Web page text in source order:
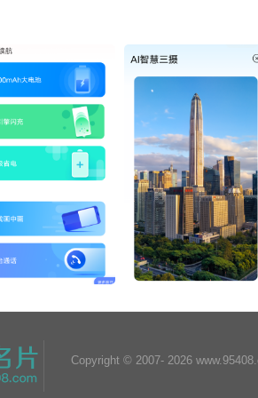
Copyright © 2007- 2026